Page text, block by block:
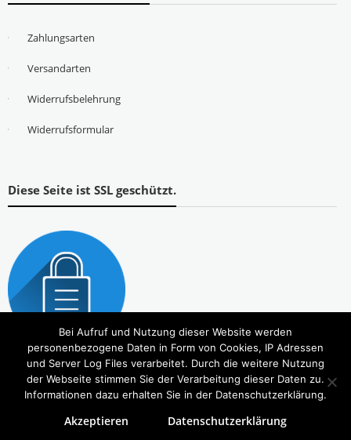
Zahlungsarten
Versandarten
Widerrufsbelehrung
Widerrufsformular
Diese Seite ist SSL geschützt.
Copyright © 2026Tierbedarf – bvl-Shop . Alle Rechte vorbehalten. Theme:eStorevon ThemeGrill.
Bei Aufruf und Nutzung dieser Website werden
personenbezogene Daten in Form von Cookies, IP Adressen
und Server Log Files verarbeitet. Durch die weitere Nutzung
der Webseite stimmen Sie der Verarbeitung dieser Daten zu.
Informationen dazu erhalten Sie in der Datenschutzerklärung.
Akzeptieren Datenschutzerklärung